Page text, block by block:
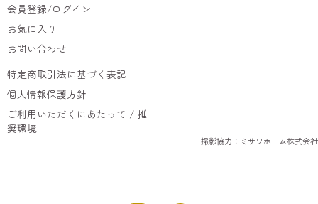
会員登録/ログイン
お気に入り
お問い合わせ
特定商取引法に基づく表記
個人情報保護方針
ご利用いただくにあたって / 推
奨環境
撮影協力：ミサワホーム株式会社